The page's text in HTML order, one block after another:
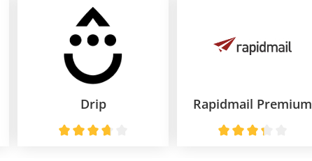
Drip Rapidmail Premium